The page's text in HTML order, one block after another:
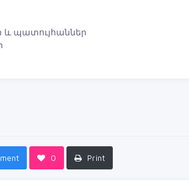
և պատույհաններ
0 Print